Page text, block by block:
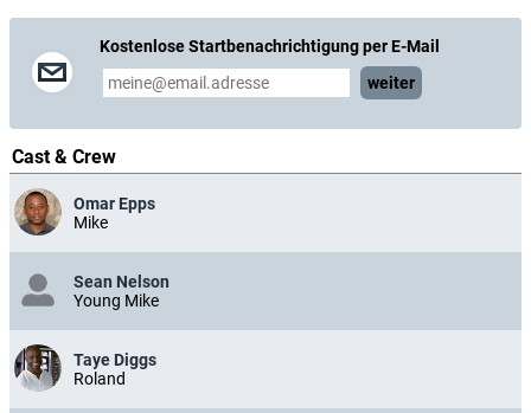
Kostenlose Startbenachrichtigung per E-Mail
weiter
Cast & Crew
Omar Epps
Mike
Sean Nelson
Young Mike
Taye Diggs
Roland